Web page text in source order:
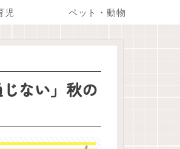
児 ペット・動物
ない」秋の